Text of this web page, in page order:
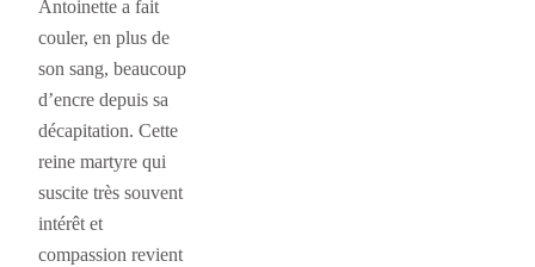
Antoinette a fait
couler, en plus de
son sang, beaucoup
d’encre depuis sa
décapitation. Cette
reine martyre qui
suscite très souvent
intérêt et
compassion revient